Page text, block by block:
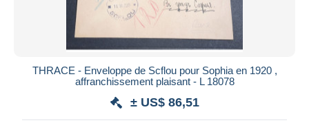
THRACE - Enveloppe de Scflou pour Sophia en 1920 ,
affranchissement plaisant - L 18078
± US$ 86,51